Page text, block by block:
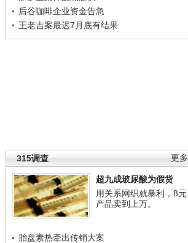
后谷咖啡企业资金告急
王老吉案最迟7月底有结果
更多
315调查
超九成玻尿酸为假货
用关系网织就暴利，8元
产品卖到上万。
胎盘素热牵出传销大案